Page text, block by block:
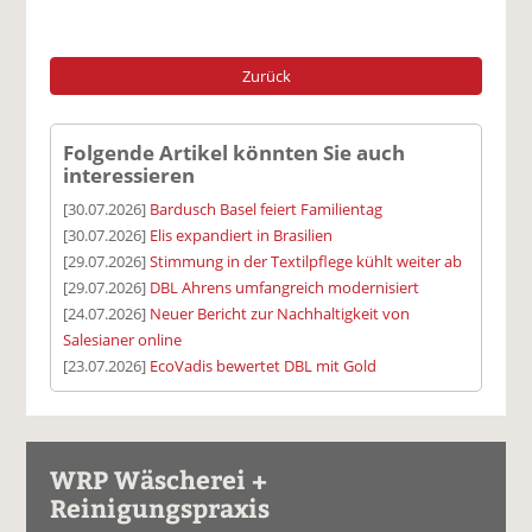
Zurück
Folgende Artikel könnten Sie auch
interessieren
[30.07.2026] Bardusch Basel feiert Familientag
[30.07.2026] Elis expandiert in Brasilien
[29.07.2026]Stimmung in der Textilpflege kühlt weiter ab
[29.07.2026] DBL Ahrens umfangreich modernisiert
[24.07.2026] Neuer Bericht zur Nachhaltigkeit von
Salesianer online
[23.07.2026] EcoVadis bewertet DBL mit Gold
WRP Wäscherei +
Reinigungspraxis